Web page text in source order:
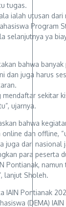
tugas.
ialah utusan dari
Program
selanjutnya ya
bahwa banyak
dan juga harus
mendaftar sekitar
ujarnya.
bahwa
online dan offline,
juga dari nasional
para peserta
Pontianak,
lanjut Sholeh.
IAIN Pontianak
(DEMA)